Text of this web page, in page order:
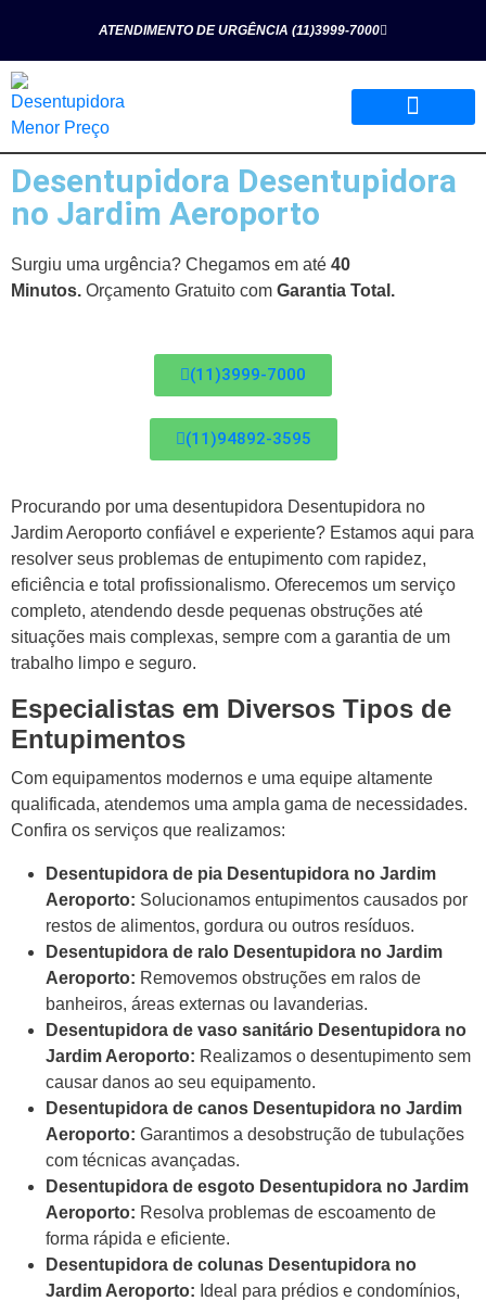
ATENDIMENTO DE URGÊNCIA (11)3999-7000
Desentupidora Desentupidora
no Jardim Aeroporto
Surgiu uma urgência? Chegamos em até 40
Minutos. Orçamento Gratuito com Garantia Total.
(11)3999-7000
(11)94892-3595
Procurando por uma desentupidora Desentupidora no
Jardim Aeroporto confiável e experiente? Estamos aqui para
resolver seus problemas de entupimento com rapidez,
eficiência e total profissionalismo. Oferecemos um serviço
completo, atendendo desde pequenas obstruções até
situações mais complexas, sempre com a garantia de um
trabalho limpo e seguro.
Especialistas em Diversos Tipos de
Entupimentos
Com equipamentos modernos e uma equipe altamente
qualificada, atendemos uma ampla gama de necessidades.
Confira os serviços que realizamos:
Desentupidora de pia Desentupidora no Jardim
Aeroporto: Solucionamos entupimentos causados por
restos de alimentos, gordura ou outros resíduos.
Desentupidora de ralo Desentupidora no Jardim
Aeroporto: Removemos obstruções em ralos de
banheiros, áreas externas ou lavanderias.
Desentupidora de vaso sanitário Desentupidora no
Jardim Aeroporto: Realizamos o desentupimento sem
causar danos ao seu equipamento.
Desentupidora de canos Desentupidora no Jardim
Aeroporto: Garantimos a desobstrução de tubulações
com técnicas avançadas.
Desentupidora de esgoto Desentupidora no Jardim
Aeroporto: Resolva problemas de escoamento de
forma rápida e eficiente.
Desentupidora de colunas Desentupidora no
Jardim Aeroporto: Ideal para prédios e condomínios,